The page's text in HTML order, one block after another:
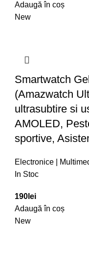
Adaugă în coș
New
Smartwatch
(Amazwatch
ultrasubtire si
AMOLED,
sportive,
Electronice |
In Stoc
190 lei
Adaugă în coș
New